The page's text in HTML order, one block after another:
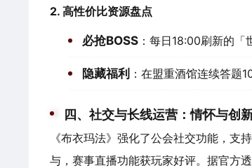
2. 高性价比资源盘点
必抢BOSS：每日18:00刷新的「
隐藏福利 ：在盟重酒馆连续答题
四、社交与长线运营：情怀与创
《布衣玛法》强化了公会社交功能，
与，赛事直播功能获玩家好评。据官方